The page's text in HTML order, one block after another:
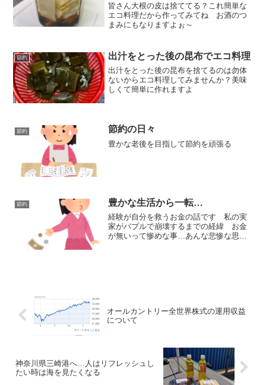
皆さん大根の皮は捨ててる？これ簡単な
エコ料理だから作ってみてね お酒のつ
まみにもなりますよぉ～
節約 出汁をとった後の昆布でエコ料理
出汁をとった後の昆布を捨てるのは勿体
ないからエコ料理してみませんか？美味
しくて簡単に作れますよ
節約 節約の日々
豊かな老後を目指して節約を頑張る
節約 豊かな生活から一転…
経験が自分を救うお金の話です 私の実
家がバブルで崩壊するまでの経緯 お金
が無いって惨めな事…あんな悲惨な思い
オールカントリー全世界株式の運用収益
について
神奈川県三崎港へ…人はリフレッシュし
たい時は海を見たくなる